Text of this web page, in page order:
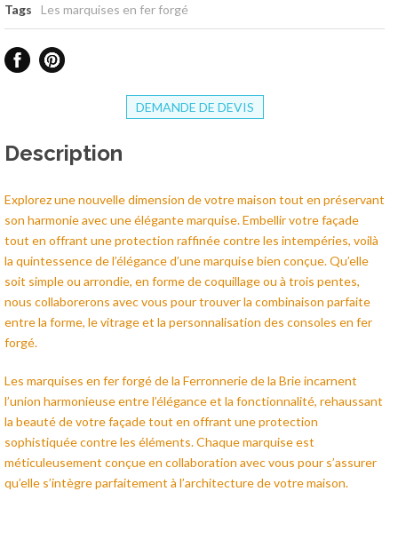
Tags Les marquises en fer forgé
DEMANDE DE DEVIS
Description
Explorez une nouvelle dimension de votre maison tout en préservant
son harmonie avec une élégante marquise. Embellir votre façade
tout en offrant une protection raffinée contre les intempéries, voilà
la quintessence de l’élégance d’une marquise bien conçue. Qu’elle
soit simple ou arrondie, en forme de coquillage ou à trois pentes,
nous collaborerons avec vous pour trouver la combinaison parfaite
entre la forme, le vitrage et la personnalisation des consoles en fer
forgé.
Les marquises en fer forgé de la Ferronnerie de la Brie incarnent
l’union harmonieuse entre l’élégance et la fonctionnalité, rehaussant
la beauté de votre façade tout en offrant une protection
sophistiquée contre les éléments. Chaque marquise est
méticuleusement conçue en collaboration avec vous pour s’assurer
qu’elle s’intègre parfaitement à l’architecture de votre maison.